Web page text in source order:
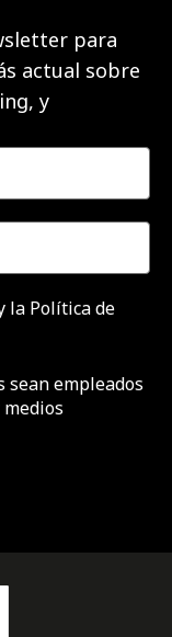
para
actual sobre
y
la Política de
sean empleados